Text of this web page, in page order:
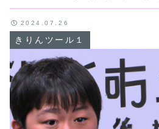
きりんツール１
2024.07.26